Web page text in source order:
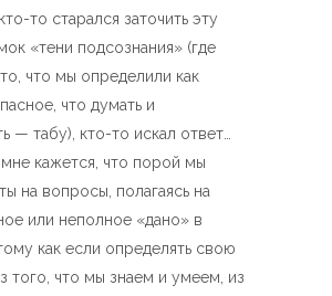
то старался заточить эту
«тени подсознания» (где
что мы определили как
что думать и
— табу), кто-то искал ответ…
мне кажется, что порой мы
на вопросы, полагаясь на
или неполное «дано» в
как если определять свою
того, что мы знаем и умеем, из